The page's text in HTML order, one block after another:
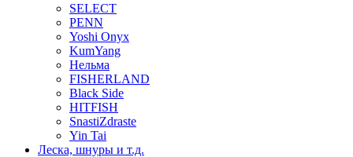
SELECT
PENN
Yoshi Onyx
KumYang
Нельма
FISHERLAND
Black Side
HITFISH
SnastiZdraste
Yin Tai
Леска, шнуры и т.д.